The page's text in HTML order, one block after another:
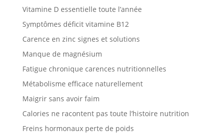
Vitamine D essentielle toute l’année
Symptômes déficit vitamine B12
Carence en zinc signes et solutions
Manque de magnésium
Fatigue chronique carences nutritionnelles
Métabolisme efficace naturellement
Maigrir sans avoir faim
Calories ne racontent pas toute l’histoire nutrition
Freins hormonaux perte de poids